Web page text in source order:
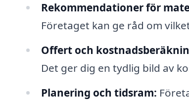
Rekommendationer för
Företaget kan ge råd om
Offert och
Det ger dig en tydlig bild av
Planering och tidsram: